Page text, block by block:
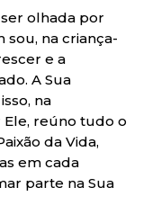
olhada por
sou, na criança-
e a
A Sua
na
reúno tudo o
da Vida,
em cada
parte na Sua